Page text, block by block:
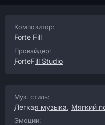
Композитор:
Forte Fill
Провайдер:
ForteFill Studio
Муз. стиль:
Легкая музыка, Мягкий
Эмоции: